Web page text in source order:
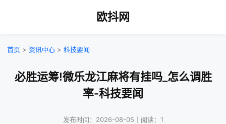
欧抖网
首页 > 资讯中心 > 科技要闻
必胜运筹!微乐龙江麻将有挂吗_怎么调胜
率-科技要闻
发布时间：2026-08-05｜阅读：1